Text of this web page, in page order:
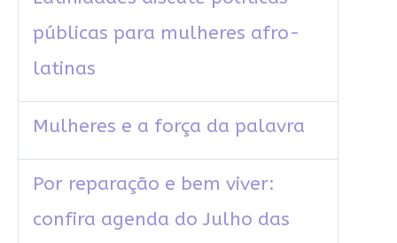
públicas para mulheres afro-
latinas
Mulheres e a força da palavra
Por reparação e bem viver:
confira agenda do Julho das